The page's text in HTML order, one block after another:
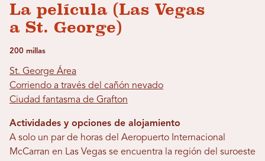
La película (Las Vegas
a St. George)
200 millas
St. George Área
Corriendo a través del cañón nevado
Ciudad fantasma de Grafton
Actividades y opciones de alojamiento
A solo un par de horas del Aeropuerto Internacional
McCarran en Las Vegas se encuentra la región del suroeste